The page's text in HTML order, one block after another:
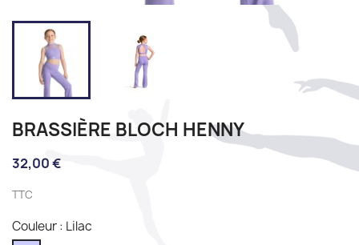
BRASSIÈRE BLOCH HENNY
32,00 €
TTC
Couleur : Lilac